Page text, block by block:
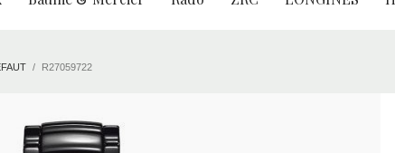
R27059722